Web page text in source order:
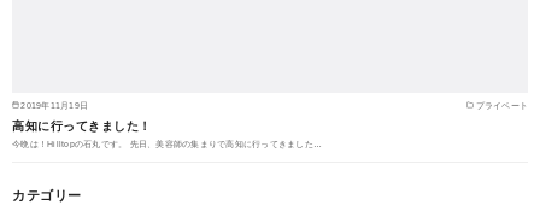
2019年11月19日 プライベート
高知に行ってきました！
今晩は！Hilltopの石丸です。 先日、美容師の集まりで高知に行ってきました…
カテゴリー